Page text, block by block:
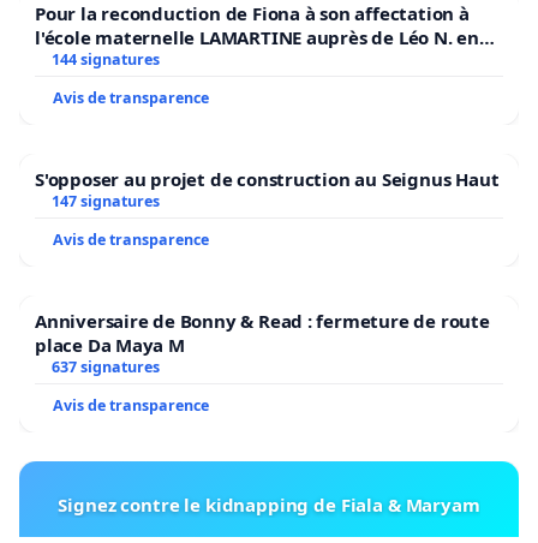
Pour la reconduction de Fiona à son affectation à
l'école maternelle LAMARTINE auprès de Léo N. en
2026/2027
144 signatures
Avis de transparence
S'opposer au projet de construction au Seignus Haut
147 signatures
Avis de transparence
Anniversaire de Bonny & Read : fermeture de route
place Da Maya M
637 signatures
Avis de transparence
Signez contre le kidnapping de Fiala & Maryam